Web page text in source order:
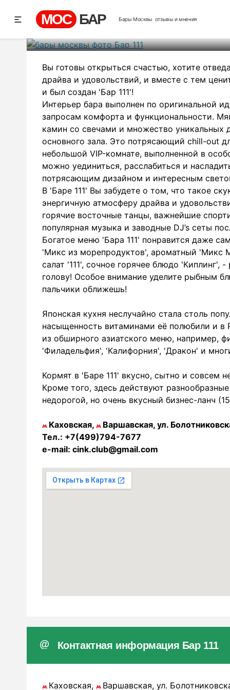
МОС БАР Бары Москвы отзывы и мнения
Вы готовы открыться счастью, хотите
драйва и удовольствий, и вместе с тем
и был создан 'Бар 111'!
Интерьер бара выполнен по оригинальной
запросам комфорта и функциональности.
камин со свечами и множество
основного зала. Это потрясающий chill-out
небольшой VIP-комнате, выполненной в
можно уединиться, расслабиться и
потрясающим дизайном и интересным
В 'Баре 111' Вы забудете о том, что такое
энергичную атмосферу драйва и
горячие восточные танцы, важнейшие
популярная музыка и заводные DJ’s сеты
Богатое меню 'Бара 111' понравится даже
'Микс из морепродуктов', ароматный 'Микс
салат '111', сочное горячее блюдо
голову! Особое внимание уделите рыбным
пальчики оближешь!
Японская кухня неслучайно стала столь
насыщенность витаминами её полюбили и в
из обширного азиатского меню, например,
'Филадельфия', 'Калифорния', 'Дракон' и
Кормят в 'Баре 111' вкусно, сытно и совсем
Кроме того, здесь действуют
недорогой, но очень вкусный бизнес-ланч
Каховская,
Варшавская, ул.
Тел.: +7(499)794-7677
e-mail: cink.club@gmail.com
Контактная информация Бар 111
Каховская, Варшавская, ул.